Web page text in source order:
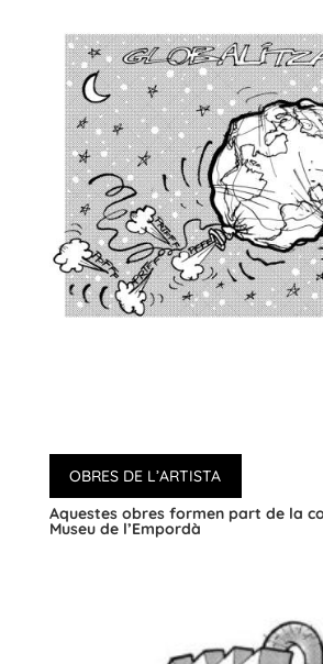
OBRES DE L’ARTISTA
Aquestes obres formen part de la
Museu de l’Empordà